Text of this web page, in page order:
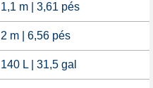
1,1 m | 3,61 pés
2 m | 6,56 pés
140 L | 31,5 gal